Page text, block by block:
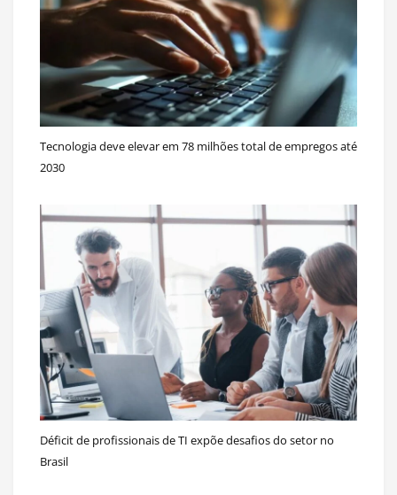
Tecnologia deve elevar em 78 milhões total de empregos até
2030
Déficit de profissionais de TI expõe desafios do setor no
Brasil